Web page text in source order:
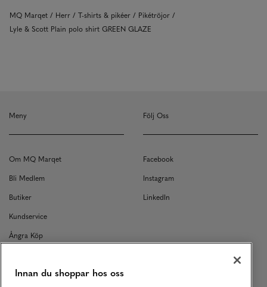
MQ Marqet Herr T-shirts & pikéer
Pikétröjor
Lyle & Scott Plain polo shirt GREEN GLAZE
Meny
Om MQ Marqet
Bli Medlem
Butiker
Kundservice
Ångra Köp
Returer
Följ Oss
Facebook
Instagram
LinkedIn
Innan du shoppar hos oss